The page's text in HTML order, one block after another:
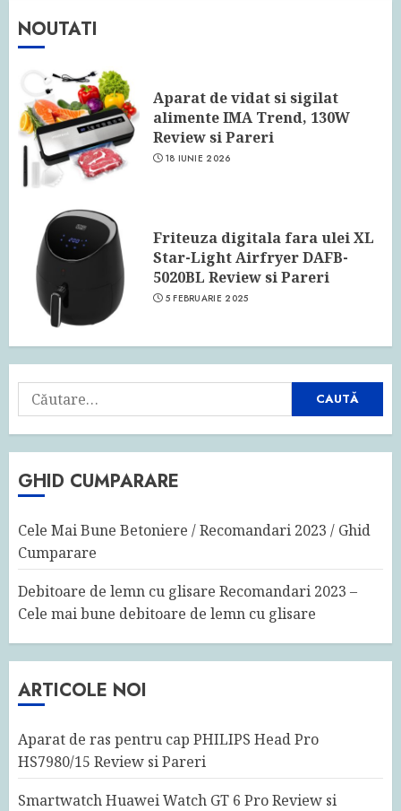
NOUTATI
Aparat de vidat si sigilat
alimente IMA Trend, 130W
Review si Pareri
18 IUNIE 2026
Friteuza digitala fara ulei XL
Star-Light Airfryer DAFB-
5020BL Review si Pareri
5 FEBRUARIE 2025
Caută
după:
GHID CUMPARARE
Cele Mai Bune Betoniere / Recomandari 2023 / Ghid
Cumparare
Debitoare de lemn cu glisare Recomandari 2023 –
Cele mai bune debitoare de lemn cu glisare
ARTICOLE NOI
Aparat de ras pentru cap PHILIPS Head Pro
HS7980/15 Review si Pareri
Smartwatch Huawei Watch GT 6 Pro Review si